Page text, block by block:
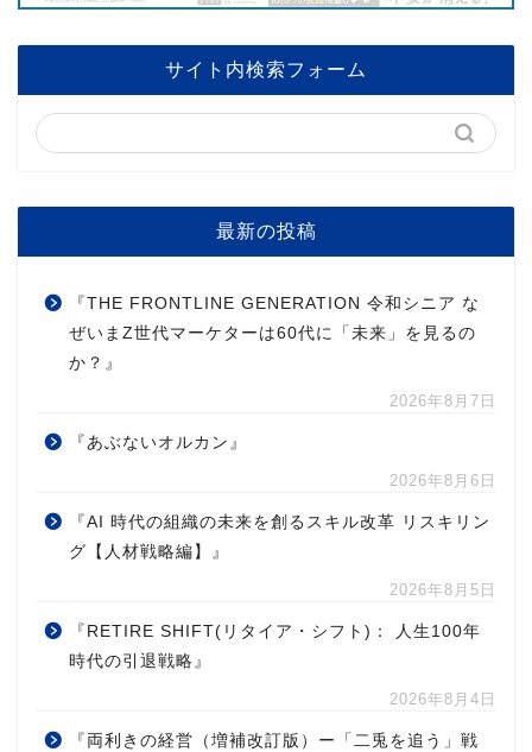
サイト内検索フォーム
最新の投稿
『THE FRONTLINE GENERATION 令和シニア な
ぜいまZ世代マーケターは60代に「未来」を見るの
か？』
2026年8月7日
『あぶないオルカン』
2026年8月6日
『AI 時代の組織の未来を創るスキル改革 リスキリン
グ【人材戦略編】』
2026年8月5日
『RETIRE SHIFT(リタイア・シフト)： 人生100年
時代の引退戦略』
2026年8月4日
『両利きの経営（増補改訂版）ー「二兎を追う」戦